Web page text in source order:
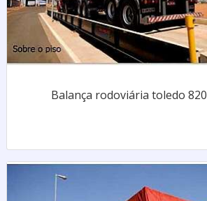
Balança rodoviária toledo 820